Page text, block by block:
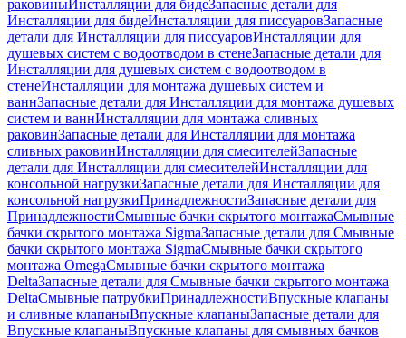
раковиныИнсталляции для бидеЗапасные детали для
Инсталляции для бидеИнсталляции для писсуаровЗапасные
детали для Инсталляции для писсуаровИнсталляции для
душевых систем с водоотводом в стенеЗапасные детали для
Инсталляции для душевых систем с водоотводом в
стенеИнсталляции для монтажа душевых систем и
ваннЗапасные детали для Инсталляции для монтажа душевых
систем и ваннИнсталляции для монтажа сливных
раковинЗапасные детали для Инсталляции для монтажа
сливных раковинИнсталляции для смесителейЗапасные
детали для Инсталляции для смесителейИнсталляции для
консольной нагрузкиЗапасные детали для Инсталляции для
консольной нагрузкиПринадлежностиЗапасные детали для
ПринадлежностиСмывные бачки скрытого монтажаСмывные
бачки скрытого монтажа SigmaЗапасные детали для Смывные
бачки скрытого монтажа SigmaСмывные бачки скрытого
монтажа OmegaСмывные бачки скрытого монтажа
DeltaЗапасные детали для Смывные бачки скрытого монтажа
DeltaСмывные патрубкиПринадлежностиВпускные клапаны
и сливные клапаныВпускные клапаныЗапасные детали для
Впускные клапаныВпускные клапаны для смывных бачков